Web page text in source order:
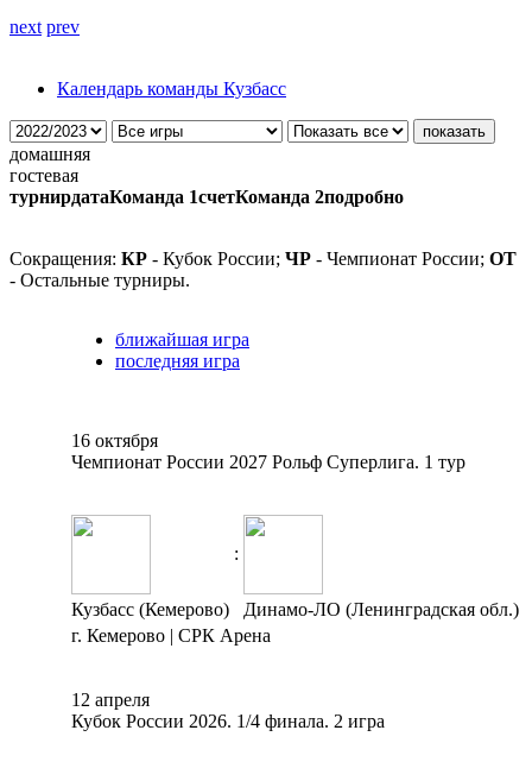
next prev
Календарь команды Кузбасс
домашняя
гостевая
турнирдатаКоманда 1счетКоманда 2подробно
Сокращения: КР - Кубок России; ЧР - Чемпионат России; ОТ
- Остальные турниры.
ближайшая игра
последняя игра
16 октября
Чемпионат России 2027 Рольф Суперлига. 1 тур
:
Кузбасс (Кемерово)
Динамо-ЛО (Ленинградская обл.)
г. Кемерово | СРК Арена
12 апреля
Кубок России 2026. 1/4 финала. 2 игра